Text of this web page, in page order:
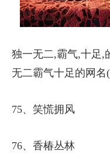
独一无二,霸气,十足,
无二霸气十足的网名
75、笑慌拥风
76、香椿丛林